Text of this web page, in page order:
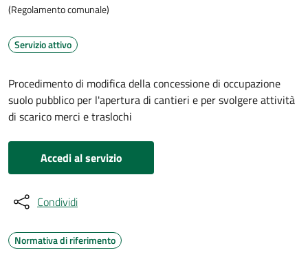
(Regolamento comunale)
Servizio attivo
Procedimento di modifica della concessione di occupazione
suolo pubblico per l'apertura di cantieri e per svolgere attività
di scarico merci e traslochi
Accedi al servizio
Condividi
Normativa di riferimento